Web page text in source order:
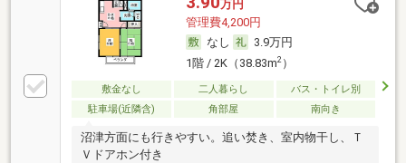
万円
管理費4,200円
なし
3.9万円
1階 / 2K（38.83m2）
敷金なし 二人暮らし
バス・トイレ別
駐車場(近隣含)
角部屋 南向き
沼津方面にも行きやすい。追い焚き、室内物干し、Ｔ
Ｖドアホン付き